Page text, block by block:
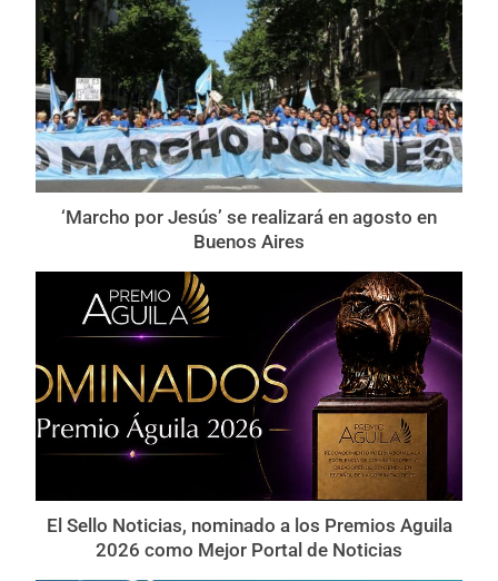
‘Marcho por Jesús’ se realizará en agosto en
Buenos Aires
El Sello Noticias, nominado a los Premios Aguila
2026 como Mejor Portal de Noticias